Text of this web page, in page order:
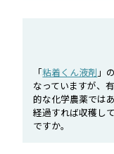
「粘着くん液剤 」
なっていますが、
的な化学農薬では
経過すれば収穫し
ですか。